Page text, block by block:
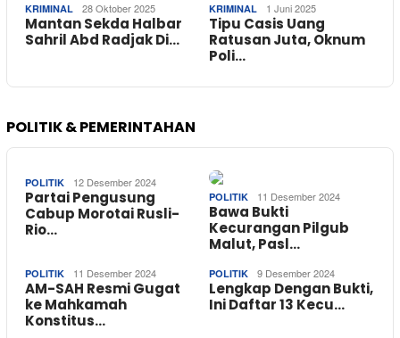
KRIMINAL 28 Oktober 2025
Mantan Sekda Halbar
Sahril Abd Radjak Di…
KRIMINAL 1 Juni 2025
Tipu Casis Uang
Ratusan Juta, Oknum
Poli…
POLITIK & PEMERINTAHAN
POLITIK 12 Desember 2024
Partai Pengusung
Cabup Morotai Rusli-
Rio…
POLITIK 11 Desember 2024
Bawa Bukti
Kecurangan Pilgub
Malut, Pasl…
POLITIK 11 Desember 2024
AM-SAH Resmi Gugat
ke Mahkamah
Konstitus…
POLITIK 9 Desember 2024
Lengkap Dengan Bukti,
Ini Daftar 13 Kecu…